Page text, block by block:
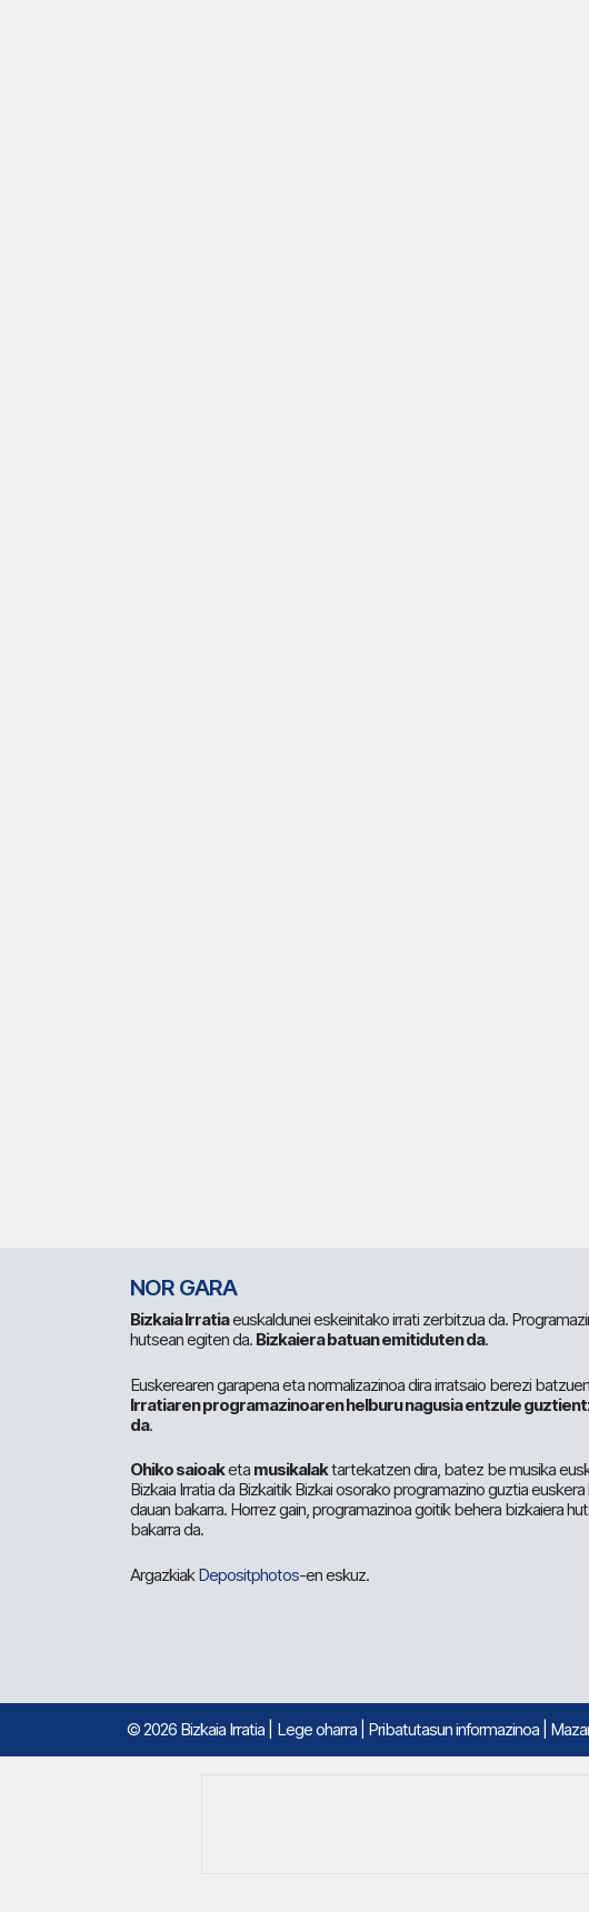
NOR GARA
Bizkaia Irratiaeuskaldunei eskeinitako irrati zerbitzua da.
hutsean egiten da. Bizkaiera batuan emitiduten da.
Euskerearen garapena eta normalizazinoa dira irratsaio berezi
Irratiaren programazinoaren helburu nagusia entzule
da.
Ohiko saioaketa musikalaktartekatzen dira, batez be musika
Bizkaia Irratia da Bizkaitik Bizkai osorako programazino guztia
dauan bakarra. Horrez gain, programazinoa goitik behera bizkaiera
bakarra da.
ArgazkiakDepositphotos-en eskuz.
© 2026 Bizkaia Irratia Lege oharra Pribatutasun informazinoa |